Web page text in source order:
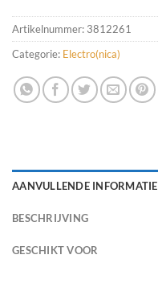
Artikelnummer: 3812261
Categorie: Electro(nica)
AANVULLENDE INFORMATIE
BESCHRIJVING
GESCHIKT VOOR